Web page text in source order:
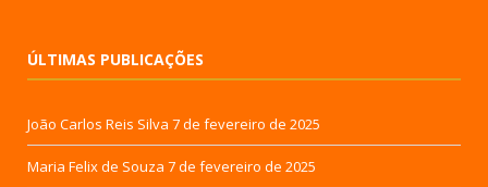
ÚLTIMAS PUBLICAÇÕES
João Carlos Reis Silva 7 de fevereiro de 2025
Maria Felix de Souza 7 de fevereiro de 2025